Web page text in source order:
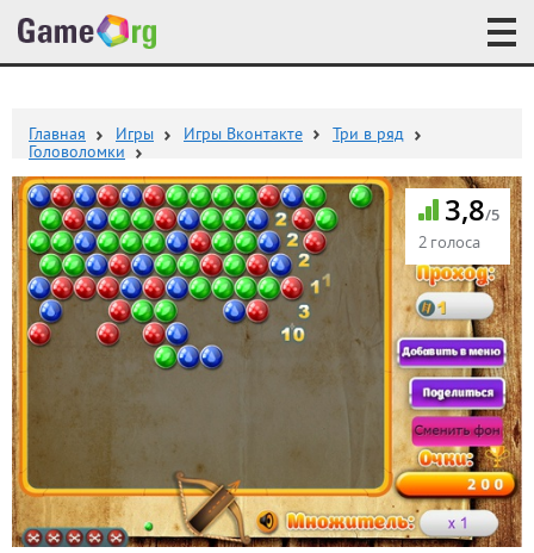
Главная Игры Игры Вконтакте
Три в ряд
Головоломки
3,8/5
2 голоса